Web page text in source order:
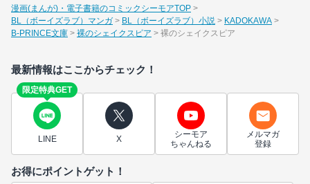
漫画(まんが)・電子書籍のコミックシーモアTOP
BL（ボーイズラブ）マンガ
BL（ボーイズラブ）小説
KADOKAWA
B-PRINCE文庫
裸のシェイクスピア 裸のシェイクスピア
最新情報はここからチェック！
限定特典GET
LINE X
シーモア
ちゃんねる
メルマガ
登録
お得にポイントゲット！